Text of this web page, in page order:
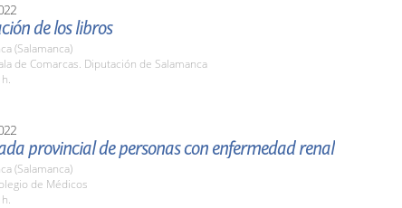
de los libros
(Salamanca)
de Comarcas. Diputación de Salamanca
provincial de personas con enfermedad renal
(Salamanca)
de Médicos